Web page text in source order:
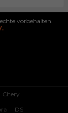
vorbehalten.
Chery
DS